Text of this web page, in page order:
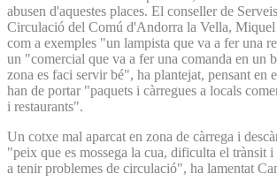
abusen d'aquestes places. El conseller de
Circulació del Comú d'Andorra la Vella, Miquel
com a exemples "un lampista que va a fer una
un "comercial que va a fer una comanda en un
zona es faci servir bé", ha plantejat, pensant en
han de portar "paquets i càrregues a locals
i restaurants".
Un cotxe mal aparcat en zona de càrrega i
"peix que es mossega la cua, dificulta el trànsit i
a tenir problemes de circulació", ha lamentat